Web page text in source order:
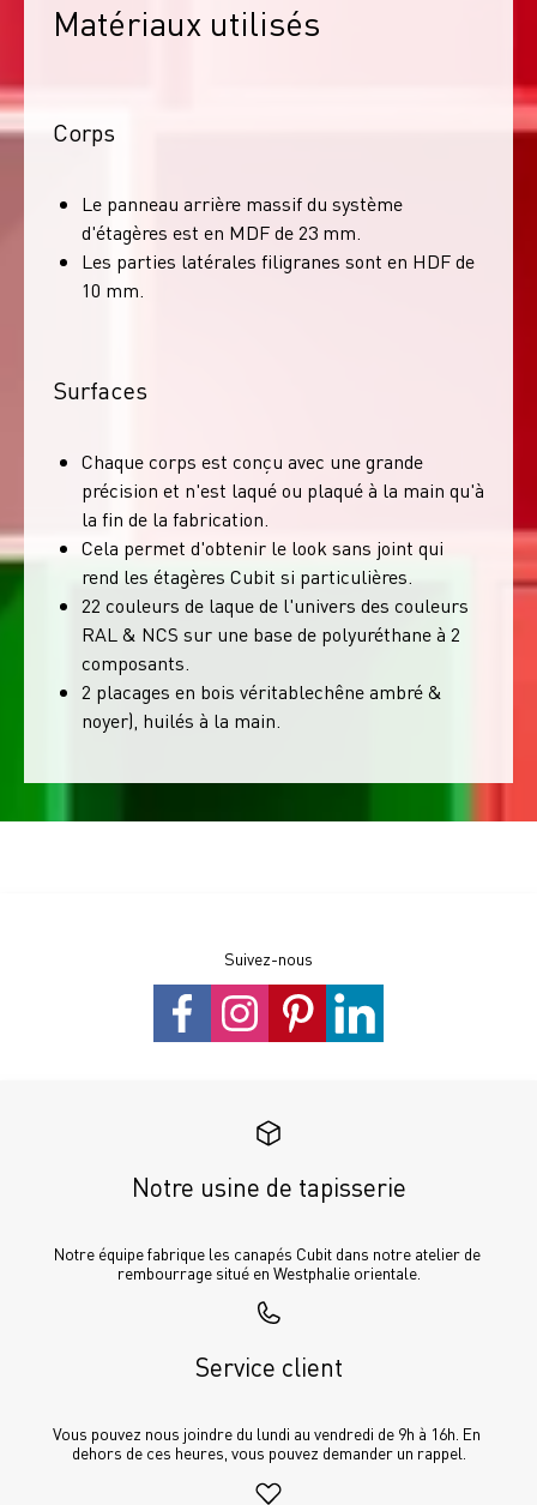
Matériaux utilisés
Corps
Le panneau arrière massif du système
d'étagères est en MDF de 23 mm.
Les parties latérales filigranes sont en HDF de
10 mm.
Surfaces
Chaque corps est conçu avec une grande
précision et n'est laqué ou plaqué à la main qu'à
la fin de la fabrication.
Cela permet d'obtenir le look sans joint qui
rend les étagères Cubit si particulières.
22 couleurs de laque de l'univers des couleurs
RAL & NCS sur une base de polyuréthane à 2
composants.
2 placages en bois véritablechêne ambré &
noyer), huilés à la main.
Suivez-nous
Notre usine de tapisserie
Notre équipe fabrique les canapés Cubit dans notre atelier de
rembourrage situé en Westphalie orientale.
Service client
Vous pouvez nous joindre du lundi au vendredi de 9h à 16h. En
dehors de ces heures, vous pouvez demander un rappel.